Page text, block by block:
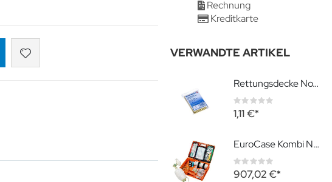
Rechnung
Kreditkarte
VERWANDTE ARTIKEL
Rettungsdecke Notfalldecke silber-gold 210 x 160 cm
Rating:
0%
1,11 €
EuroCase Kombi Notfallkoffer gefüllt Notfallmedizinische Grundausstattung
Rating:
0%
907,02 €